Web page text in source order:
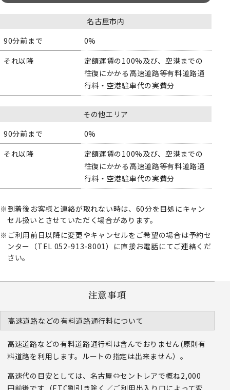
名古屋市内
90分前まで
0%
それ以降
定額運賃の100%及び、空港までの
往復にかかる高速道路等有料道路通
行料・空港駐車代の実費分
その他エリア
90分前まで
0%
それ以降
定額運賃の100%及び、空港までの
往復にかかる高速道路等有料道路通
行料・空港駐車代の実費分
到着後お客様と連絡が取れない時は、60分を目処にキャン
セル扱いとさせていただく場合があります。
ご利用前日以降に変更やキャンセルをご希望の場合は予約セ
ンター（TEL 052-913-8001）に直接お電話にてご連絡くだ
さい。
注意事項
高速道路などの有料道路通行料について
高速道路などの有料道路通行料は含んでおりません(原則有
料道路を利用します。ルートの指定は出来ません）。
高速代の目安としては、名古屋⇔セントレアで概ね2,000
円前後です（ETC割引き除く／ご利用出入り口によって変